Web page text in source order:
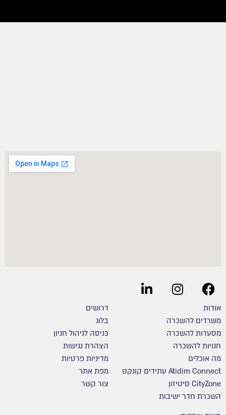
אודות
משרדים להשכרה
מסעדות להשכרה
חנויות להשכרה
מה אוכלים
Atidim Connect עתידים קונקט
CityZone סיטיזון
השכרת חדר ישיבות
דרושים
בלוג
כניסה לניהול חניון
הצהרת נגישות
מדיניות פרטיות
מפת אתר
צור קשר